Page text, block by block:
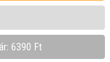
6390 Ft